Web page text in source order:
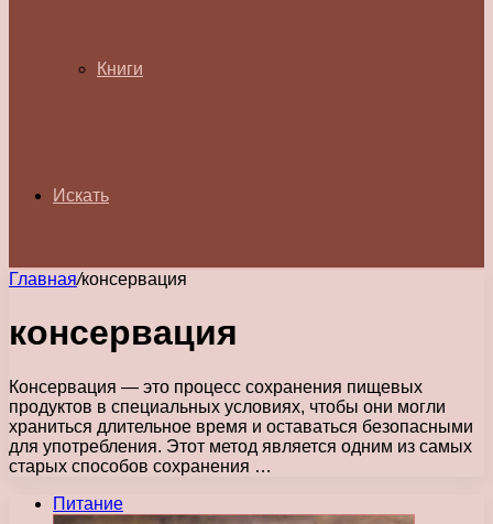
Книги
Искать
Главная/консервация
консервация
Консервация — это процесс сохранения пищевых
продуктов в специальных условиях, чтобы они могли
храниться длительное время и оставаться безопасными
для употребления. Этот метод является одним из самых
старых способов сохранения …
Питание